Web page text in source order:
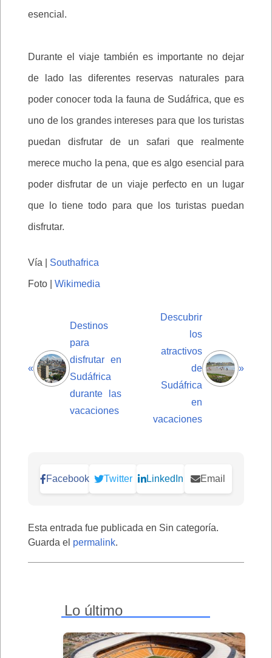
esencial.
Durante el viaje también es importante no dejar
de lado las diferentes reservas naturales para
poder conocer toda la fauna de Sudáfrica, que es
uno de los grandes intereses para que los turistas
puedan disfrutar de un safari que realmente
merece mucho la pena, que es algo esencial para
poder disfrutar de un viaje perfecto en un lugar
que lo tiene todo para que los turistas puedan
disfrutar.
Vía | Southafrica
Foto | Wikimedia
«
Destinos
para
disfrutar en
Sudáfrica
durante las
vacaciones
Descubrir
los
atractivos
de
Sudáfrica
en
vacaciones
»
Facebook Twitter LinkedIn Email
Esta entrada fue publicada en Sin categoría.
Guarda el permalink.
Lo último